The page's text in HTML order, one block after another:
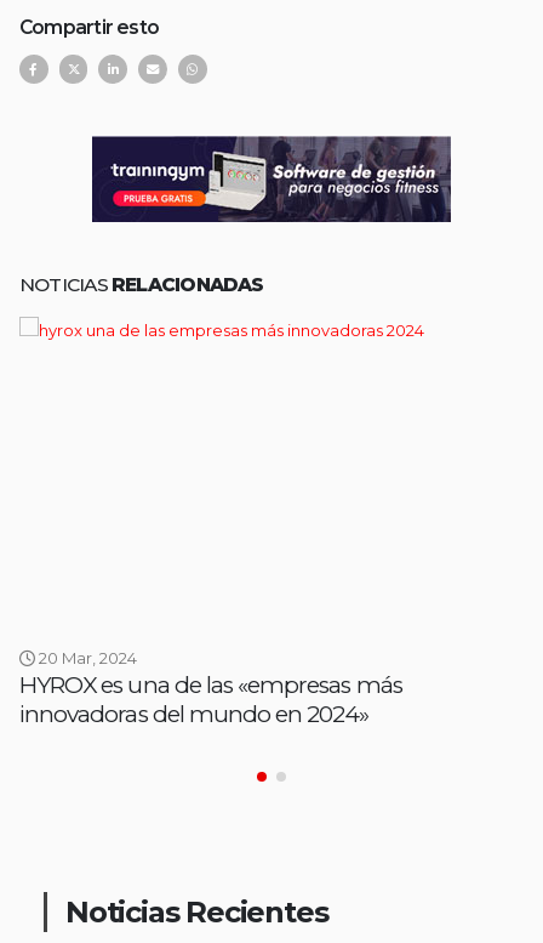
Compartir esto
NOTICIAS RELACIONADAS
20 Mar, 2024
HYROX es una de las «empresas más
innovadoras del mundo en 2024»
Noticias Recientes